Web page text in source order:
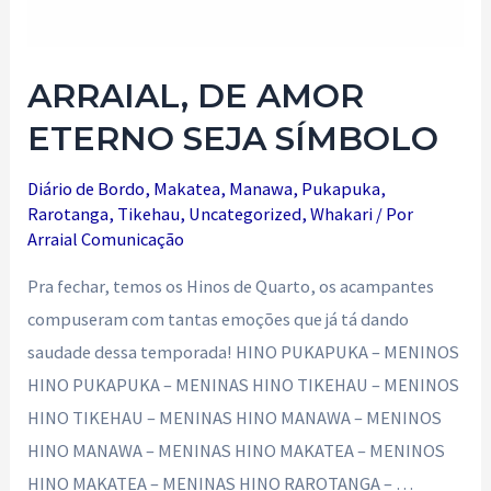
ARRAIAL, DE AMOR
ETERNO SEJA SÍMBOLO
Diário de Bordo, Makatea, Manawa, Pukapuka,
Rarotanga, Tikehau, Uncategorized,Whakari / Por
Arraial Comunicação
Pra fechar, temos os Hinos de Quarto, os acampantes
compuseram com tantas emoções que já tá dando
saudade dessa temporada! HINO PUKAPUKA – MENINOS
HINO PUKAPUKA – MENINAS HINO TIKEHAU – MENINOS
HINO TIKEHAU – MENINAS HINO MANAWA – MENINOS
HINO MANAWA – MENINAS HINO MAKATEA – MENINOS
HINO MAKATEA – MENINAS HINO RAROTANGA – …